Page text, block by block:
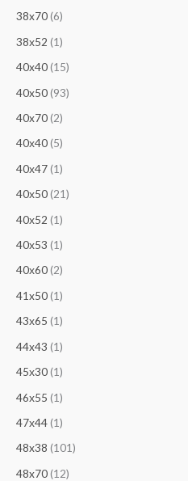
38x70(6)
38х52 (1)
40x40(15)
40x50(93)
40x70(2)
40х40(5)
40х47(1)
40х50(21)
40х52 (1)
40х53 (1)
40х60(2)
41x50(1)
43х65 (1)
44x43 (1)
45х30(1)
46х55 (1)
47х44(1)
48x38 (101)
48x70(12)